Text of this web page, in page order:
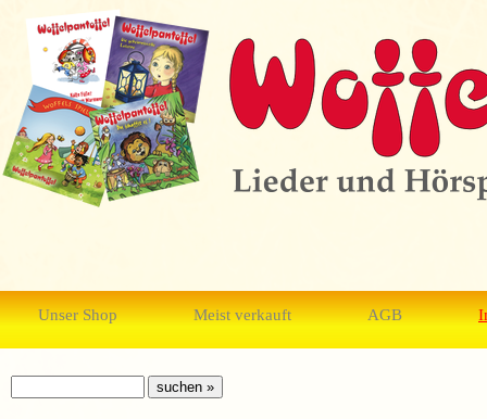
Unser Shop Meist verkauft AGB